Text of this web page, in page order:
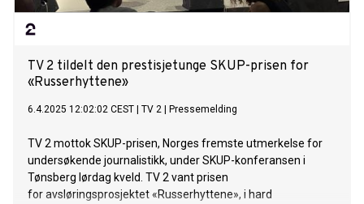
TV 2 tildelt den prestisjetunge SKUP-prisen for
«Russerhyttene»
6.4.2025 12:02:02 CEST TV 2 Pressemelding
TV 2 mottok SKUP-prisen, Norges fremste utmerkelse for
undersøkende journalistikk, under SKUP-konferansen i
Tønsberg lørdag kveld. TV 2 vant prisen
for avsløringsprosjektet «Russerhyttene», i hard